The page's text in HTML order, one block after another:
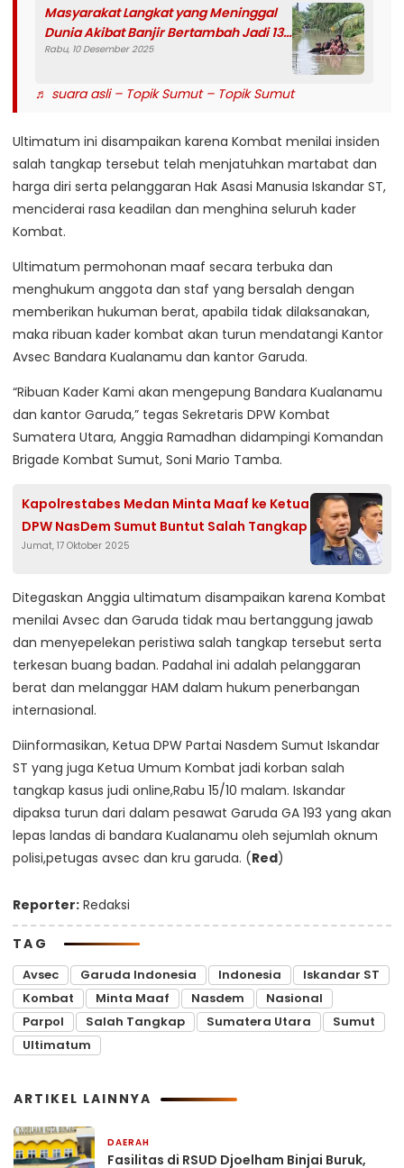
Masyarakat Langkat yang Meninggal
Dunia Akibat Banjir Bertambah Jadi 13
Orang, Tiga Anak-anak
Rabu, 10 Desember 2025
♬ suara asli – Topik Sumut – Topik Sumut
Ultimatum ini disampaikan karena Kombat menilai insiden
salah tangkap tersebut telah menjatuhkan martabat dan
harga diri serta pelanggaran Hak Asasi Manusia Iskandar ST,
menciderai rasa keadilan dan menghina seluruh kader
Kombat.
Ultimatum permohonan maaf secara terbuka dan
menghukum anggota dan staf yang bersalah dengan
memberikan hukuman berat, apabila tidak dilaksanakan,
maka ribuan kader kombat akan turun mendatangi Kantor
Avsec Bandara Kualanamu dan kantor Garuda.
“Ribuan Kader Kami akan mengepung Bandara Kualanamu
dan kantor Garuda,” tegas Sekretaris DPW Kombat
Sumatera Utara, Anggia Ramadhan didampingi Komandan
Brigade Kombat Sumut, Soni Mario Tamba.
Kapolrestabes Medan Minta Maaf ke Ketua
DPW NasDem Sumut Buntut Salah Tangkap
Jumat, 17 Oktober 2025
Ditegaskan Anggia ultimatum disampaikan karena Kombat
menilai Avsec dan Garuda tidak mau bertanggung jawab
dan menyepelekan peristiwa salah tangkap tersebut serta
terkesan buang badan. Padahal ini adalah pelanggaran
berat dan melanggar HAM dalam hukum penerbangan
internasional.
Diinformasikan, Ketua DPW Partai Nasdem Sumut Iskandar
ST yang juga Ketua Umum Kombat jadi korban salah
tangkap kasus judi online,Rabu 15/10 malam. Iskandar
dipaksa turun dari dalam pesawat Garuda GA 193 yang akan
lepas landas di bandara Kualanamu oleh sejumlah oknum
polisi,petugas avsec dan kru garuda. (Red)
Reporter: Redaksi
TAG
Avsec Garuda Indonesia Indonesia
Iskandar ST
Kombat
Minta Maaf Nasdem
Nasional
Parpol
Salah Tangkap Sumatera Utara
Sumut
Ultimatum
ARTIKEL LAINNYA
DAERAH
Fasilitas di RSUD Djoelham Binjai Buruk,